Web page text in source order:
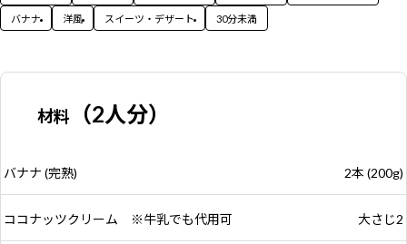
バナナ 洋風 スイーツ・デザート 30分未満
材料 （2人分）
バナナ (完熟) 2本 (200g)
ココナッツクリーム ※牛乳でも代用可 大さじ2